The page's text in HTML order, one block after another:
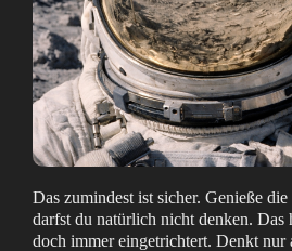
Das zumindest ist sicher. Genieße
darfst du natürlich nicht denken. Das
doch immer eingetrichtert. Denkt nur